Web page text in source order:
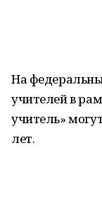
На
учителей в
учитель»
лет.